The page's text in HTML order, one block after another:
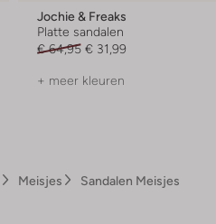
Jochie & Freaks
Platte sandalen
€ 64,95 € 31,99
+ meer kleuren
Meisjes Sandalen Meisjes